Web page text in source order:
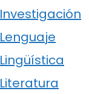
Investigación
Lenguaje
Lingüística
Literatura